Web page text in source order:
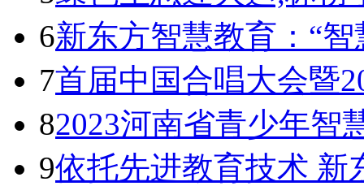
6新东方智慧教育：“
7首届中国合唱大会暨
82023河南省青少年智
9依托先进教育技术 新